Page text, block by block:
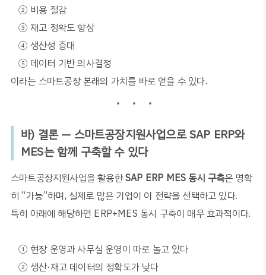
② 비용 절감
③ 재고 정확도 향상
④ 생산성 증대
⑤ 데이터 기반 의사결정
이라는 스마트공장 본래의 가치를 바로 얻을 수 있다.
바) 결론— 스마트공장지원사업으로SAP ERP와
MES는 함께 구축할 수 있다
스마트공장지원사업을 활용한SAP ERP MES 동시 구축은 명확
히 “가능”하며, 실제로 많은 기업이 이 전략을 선택하고 있다.
특히 아래에 해당하면 ERP+MES 동시 구축이 매우 효과적이다.
① 현장 운영과 사무실 운영이 따로 놀고 있다
② 생산·재고 데이터의 정확도가 낮다